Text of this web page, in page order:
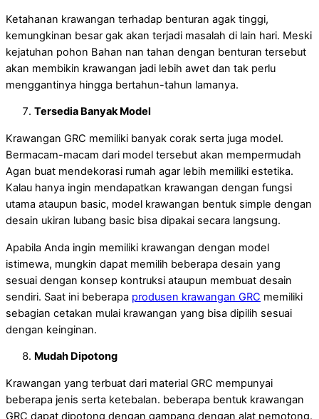
Ketahanan krawangan terhadap benturan agak tinggi,
kemungkinan besar gak akan terjadi masalah di lain hari. Meski
kejatuhan pohon Bahan nan tahan dengan benturan tersebut
akan membikin krawangan jadi lebih awet dan tak perlu
menggantinya hingga bertahun-tahun lamanya.
Tersedia Banyak Model
Krawangan GRC memiliki banyak corak serta juga model.
Bermacam-macam dari model tersebut akan mempermudah
Agan buat mendekorasi rumah agar lebih memiliki estetika.
Kalau hanya ingin mendapatkan krawangan dengan fungsi
utama ataupun basic, model krawangan bentuk simple dengan
desain ukiran lubang basic bisa dipakai secara langsung.
Apabila Anda ingin memiliki krawangan dengan model
istimewa, mungkin dapat memilih beberapa desain yang
sesuai dengan konsep kontruksi ataupun membuat desain
sendiri. Saat ini beberapa produsen krawangan GRC memiliki
sebagian cetakan mulai krawangan yang bisa dipilih sesuai
dengan keinginan.
Mudah Dipotong
Krawangan yang terbuat dari material GRC mempunyai
beberapa jenis serta ketebalan. beberapa bentuk krawangan
GRC dapat dipotong dengan gampang dengan alat pemotong.